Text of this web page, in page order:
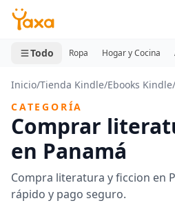
MINI CARRITO
0 productos
Todo Ropa Hogar y Cocina
Inicio/Tienda Kindle/Ebooks Kindle/
CATEGORÍA
Comprar
en Panamá
Compra literatura y ficcion en
rápido y pago seguro.